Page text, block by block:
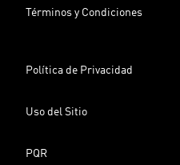
Términos y Condiciones
Política de Privacidad
Uso del Sitio
PQR